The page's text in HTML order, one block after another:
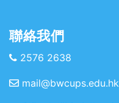
聯絡我們
2576 2638
mail@bwcups.edu.hk